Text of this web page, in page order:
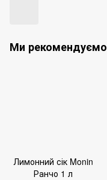
Ми рекомендуємо
Лимонний сік Monin
Ранчо 1 л